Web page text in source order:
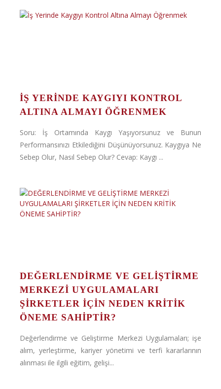
İŞ YERINDE KAYGIYI KONTROL
ALTINA ALMAYI ÖĞRENMEK
Soru: İş Ortamında Kaygı Yaşıyorsunuz ve Bunun
Performansınızı Etkilediğini Düşünüyorsunuz. Kaygıya Ne
Sebep Olur, Nasıl Sebep Olur? Cevap: Kaygı ...
DEĞERLENDİRME VE GELİŞTİRME
MERKEZİ UYGULAMALARI
ŞİRKETLER İÇİN NEDEN KRİTİK
ÖNEME SAHİPTİR?
Değerlendirme ve Geliştirme Merkezi Uygulamaları; işe
alım, yerleştirme, kariyer yönetimi ve terfi kararlarının
alınması ile ilgili eğitim, gelişi...